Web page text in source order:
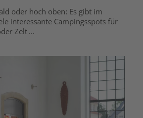
oder hoch oben: Es gibt im
interessante Campingsspots für
Zelt ...